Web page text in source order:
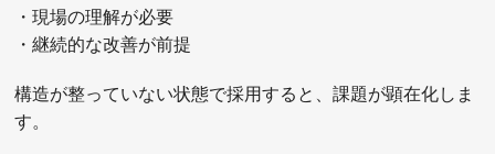
・現場の理解が必要
・継続的な改善が前提
構造が整っていない状態で採用すると、課題が顕在化しま
す。